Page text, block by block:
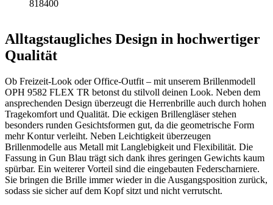
818400
Alltagstaugliches Design in hochwertiger
Qualität
Ob Freizeit-Look oder Office-Outfit – mit unserem Brillenmodell
OPH 9582 FLEX TR betonst du stilvoll deinen Look. Neben dem
ansprechenden Design überzeugt die Herrenbrille auch durch hohen
Tragekomfort und Qualität. Die eckigen Brillengläser stehen
besonders runden Gesichtsformen gut, da die geometrische Form
mehr Kontur verleiht. Neben Leichtigkeit überzeugen
Brillenmodelle aus Metall mit Langlebigkeit und Flexibilität. Die
Fassung in Gun Blau trägt sich dank ihres geringen Gewichts kaum
spürbar. Ein weiterer Vorteil sind die eingebauten Federscharniere.
Sie bringen die Brille immer wieder in die Ausgangsposition zurück,
sodass sie sicher auf dem Kopf sitzt und nicht verrutscht.